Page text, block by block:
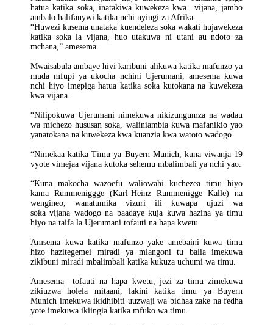
hatua katika soka, inatakiwa kuwekeza kwa vijana, jambo
ambalo halifanywi katika nchi nyingi za Afrika.
“Huwezi kusema unataka kuendeleza soka wakati hujawekeza
katika soka la vijana, huo utakuwa ni utani au ndoto za
mchana,” amesema.
Mwaisabula ambaye hivi karibuni alikuwa katika mafunzo ya
muda mfupi ya ukocha nchini Ujerumani, amesema kuwa
nchi hiyo imepiga hatua katika soka kutokana na kuwekeza
kwa vijana.
“Nilipokuwa Ujerumani nimekuwa nikizungumza na wadau
wa michezo hususan soka, waliniambia kuwa mafanikio yao
yanatokana na kuwekeza kwa kuanzia kwa watoto wadogo.
“Nimekaa katika Timu ya Buyern Munich, kuna viwanja 19
vyote vimejaa vijana kutoka sehemu mbalimbali ya nchi yao.
“Kuna makocha wazoefu waliowahi kuchezea timu hiyo
kama Rummeniggge (Karl-Heinz Rummenigge Kalle) na
wengineo, wanatumika vizuri ili kuwapa ujuzi wa
soka vijana wadogo na baadaye kuja kuwa hazina ya timu
hiyo na taifa la Ujerumani tofauti na hapa kwetu.
Amsema kuwa katika mafunzo yake amebaini kuwa timu
hizo hazitegemei miradi ya mlangoni tu balia imekuwa
zikibuni miradi mbalimbali katika kukuza uchumi wa timu.
Amesema tofauti na hapa kwetu, jezi za timu zimekuwa
zikiuzwa holela mitaani, lakini katika timu ya Buyern
Munich imekuwa ikidhibiti uuzwaji wa bidhaa zake na fedha
yote imekuwa ikiingia katika mfuko wa timu.